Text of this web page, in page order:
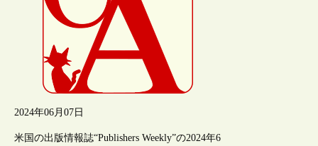
2024年06月07日
米国の出版情報誌“Publishers Weekly”の2024年6